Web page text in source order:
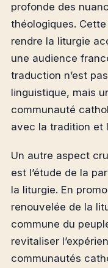
profonde des
théologiques.
rendre la liturgie
une audience
traduction n’est
linguistique, mais
communauté
avec la tradition et
Un autre aspect
est l’étude de la
la liturgie. En
renouvelée de la
commune du
revitaliser
communautés